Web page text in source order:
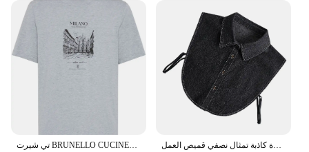
ديكي الدنيم وهمية طوق مكافحة النباح للكلاب بلوزة بيضاء المرأة متأنق سيدة كاذبة تمثال نصفي قميص العمل